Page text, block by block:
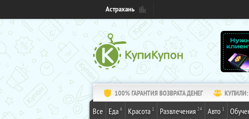
Астрахань
100% ГАРАНТИЯ ВОЗВРАТА ДЕНЕГ КУПИЛИ:
Все Еда 6 Красота 1 Развлечения 24 Авто 1